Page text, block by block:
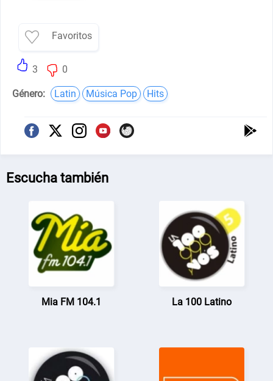
Favoritos
3 0
Género: Latin Música Pop Hits
Escucha también
Mia FM 104.1 La 100 Latino